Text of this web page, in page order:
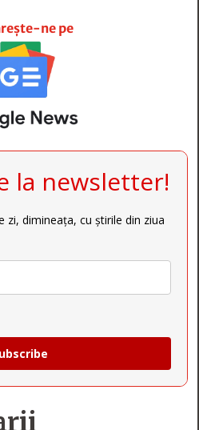
ne pe
la newsletter!
zi, dimineața, cu știrile din ziua